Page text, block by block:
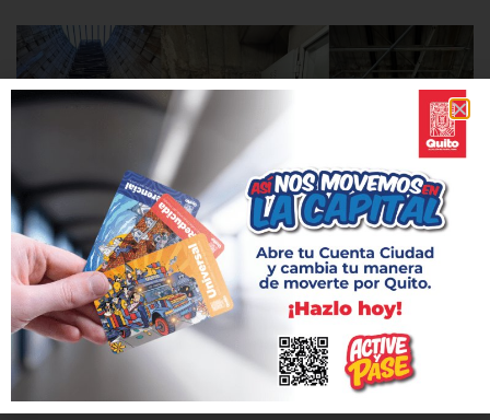
Cuatro veces al año se retiran más de 5 toneladas de sedimentos
y se realizan trabajos de revisión y calibración de todos los
equipos.